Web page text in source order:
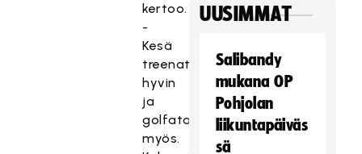
kertoo.
-
Kesä
treenataan
hyvin
ja
golfataan
myös.
UUSIMMAT
Salibandy
mukana OP
Pohjolan
liikuntapäiväs
sä